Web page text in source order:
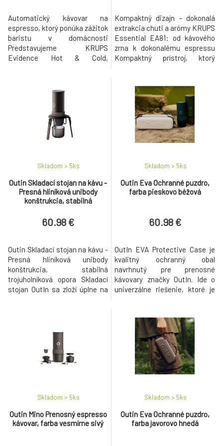
Automatický kávovar na
espresso, ktorý ponúka zážitok
baristu v domácnosti
Predstavujeme KRUPS
Evidence Hot & Cold,
studené nápoje s výraznou
prípravou. Objavte jednoduchý
zážitok domáceho baristu s 18
receptami na elegantnom a
používateľsky prívetivom
Kompaktný dizajn - dokonalá
extrakcia chuti a arómy KRUPS
Essential EA81: od kávového
zrna k dokonalému espressu
Kompaktný prístroj, ktorý
získate kvalitu dokonalého
espressa. Jednoduché
ovládanie vďaka jeho
mimoriadne veľkej LCD
obrazovke. Vybrať si môžete z
3 úrovní teploty a užiť s
Outin Skladací stojan na kávu -
Presná hliníková unibody
konštrukcia, stabilná
Skladom > 5ks
60.98 €
Outin Skladací stojan na kávu -
Presná hliníková unibody
konštrukcia, stabilná
trojuholníková opora Skladací
stojan OutIn sa zloží úplne na
kempovanie alebo rýchle pauzy
v kancelárii. Skvelá káva, nec
Outin Eva Ochranné puzdro,
farba pieskovo béžová
Skladom > 5ks
60.98 €
OutIn EVA Protective Case je
kvalitný ochranný obal
navrhnutý pre prenosné
kávovary značky OutIn. Ide o
univerzálne riešenie, ktoré je
vyrobený z odolného PU
materiálu a vybavený
vodoodolným zipsom, ktorý
výrazne obmedzuje prenikanie
vody. Poskytuje spoľahlivú
ochranu pred ľahkým d
Outin Mino Prenosný espresso
kávovar, farba vesmírne sivý
Skladom > 5ks
Outin Eva Ochranné puzdro,
farba javorovo hnedá
Skladom > 5ks